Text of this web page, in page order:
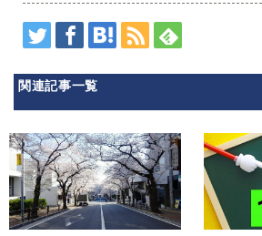
関連記事一覧